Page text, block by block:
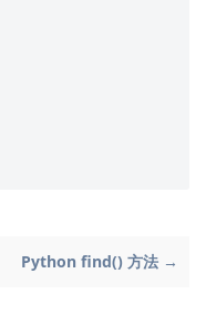
Python find() 方法 →